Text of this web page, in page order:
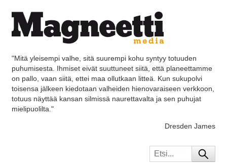
"Mitä yleisempi valhe, sitä suurempi kohu syntyy totuuden
puhumisesta. Ihmiset eivät suuttuneet siitä, että planeettamme
on pallo, vaan siitä, ettei maa ollutkaan litteä. Kun sukupolvi
toisensa jälkeen kiedotaan valheiden hienovaraiseen verkkoon,
totuus näyttää kansan silmissä naurettavalta ja sen puhujat
mielipuolilta."
Dresden James